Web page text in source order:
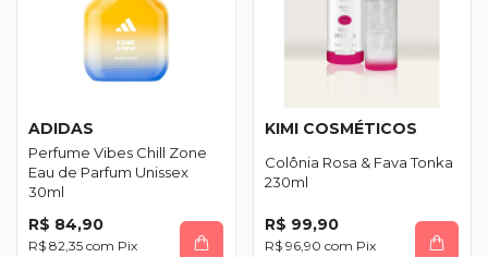
ADIDAS
Perfume Vibes Chill Zone
Eau de Parfum Unissex
30ml
R$ 84,90
R$ 82,35 com Pix
KIMI COSMÉTICOS
Colônia Rosa & Fava Tonka
230ml
R$ 99,90
R$ 96,90 com Pix